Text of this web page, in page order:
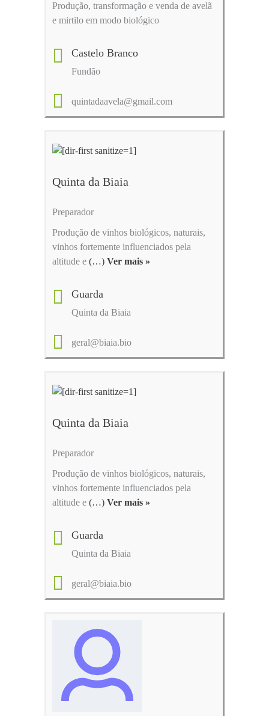
Produção, transformação e venda de avelã
e mirtilo em modo biológico
Castelo Branco
Fundão
quintadaavela@gmail.com
Quinta da Biaia
Preparador
Produção de vinhos biológicos, naturais,
vinhos fortemente influenciados pela
altitude e (…) Ver mais »
Guarda
Quinta da Biaia
geral@biaia.bio
Quinta da Biaia
Preparador
Produção de vinhos biológicos, naturais,
vinhos fortemente influenciados pela
altitude e (…) Ver mais »
Guarda
Quinta da Biaia
geral@biaia.bio